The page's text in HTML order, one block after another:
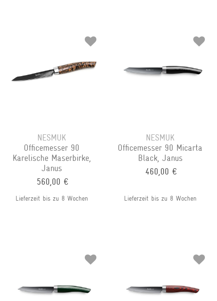
NESMUK
Officemesser 90
Karelische Maserbirke,
Janus
560,00 €
Lieferzeit bis zu 8 Wochen
NESMUK
Officemesser 90 Micarta
Black, Janus
460,00 €
Lieferzeit bis zu 8 Wochen